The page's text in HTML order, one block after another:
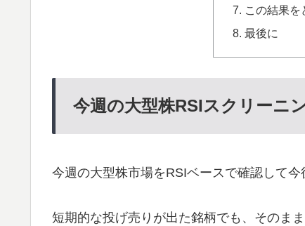
この結果を
最後に
今週の大型株RSIスクリーニ
今週の大型株市場をRSIベースで確認して今
短期的な投げ売りが出た銘柄でも、そのま